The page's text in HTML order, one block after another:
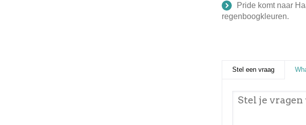
Pride komt naar
regenboogkleuren.
Stel een vraag
Stel je